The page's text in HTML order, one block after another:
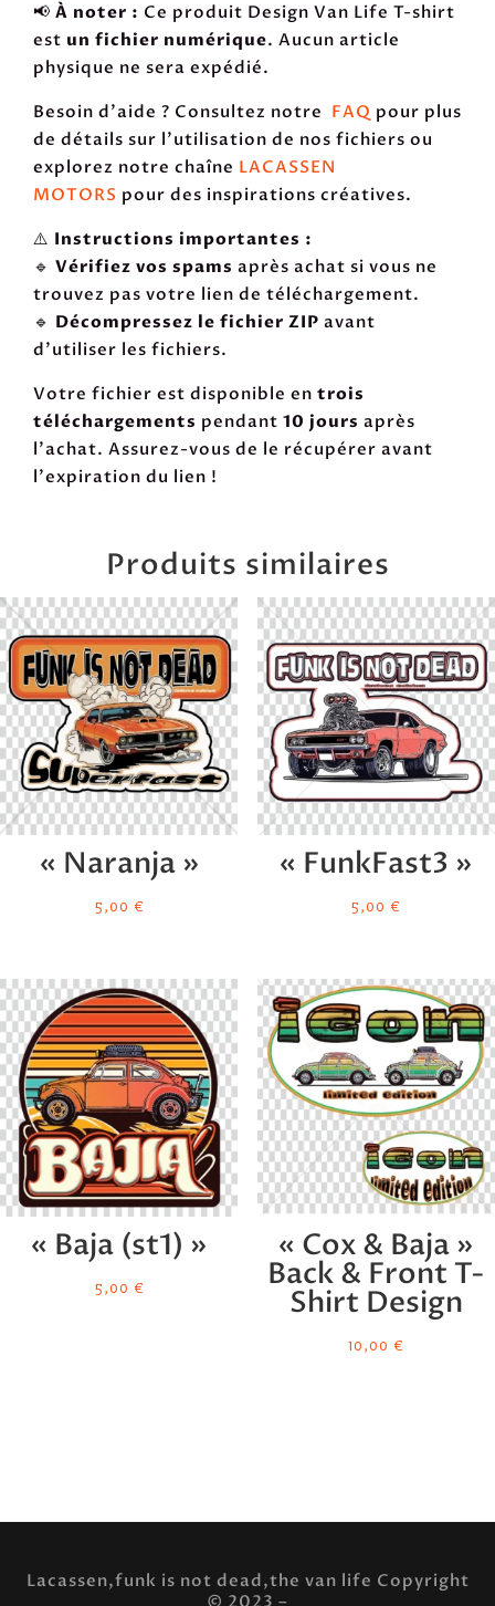
📢 À noter : Ce produit Design Van Life T-shirt
est un fichier numérique. Aucun article
physique ne sera expédié.
Besoin d'aide ? Consultez notre FAQ pour plus
de détails sur l'utilisation de nos fichiers ou
explorez notre chaîne LACASSEN
MOTORS pour des inspirations créatives.
⚠️ Instructions importantes :
🔹 Vérifiez vos spams après achat si vous ne
trouvez pas votre lien de téléchargement.
🔹 Décompressez le fichier ZIP avant
d’utiliser les fichiers.
Votre fichier est disponible en trois
téléchargements pendant 10 jours après
l'achat. Assurez-vous de le récupérer avant
l'expiration du lien !
Produits similaires
« Naranja »
5,00 €
« FunkFast3 »
5,00€
« Baja (st1) »
5,00 €
« Cox & Baja »
Back & Front T-
Shirt Design
10,00€
Lacassen,funk is not dead,the van life Copyright